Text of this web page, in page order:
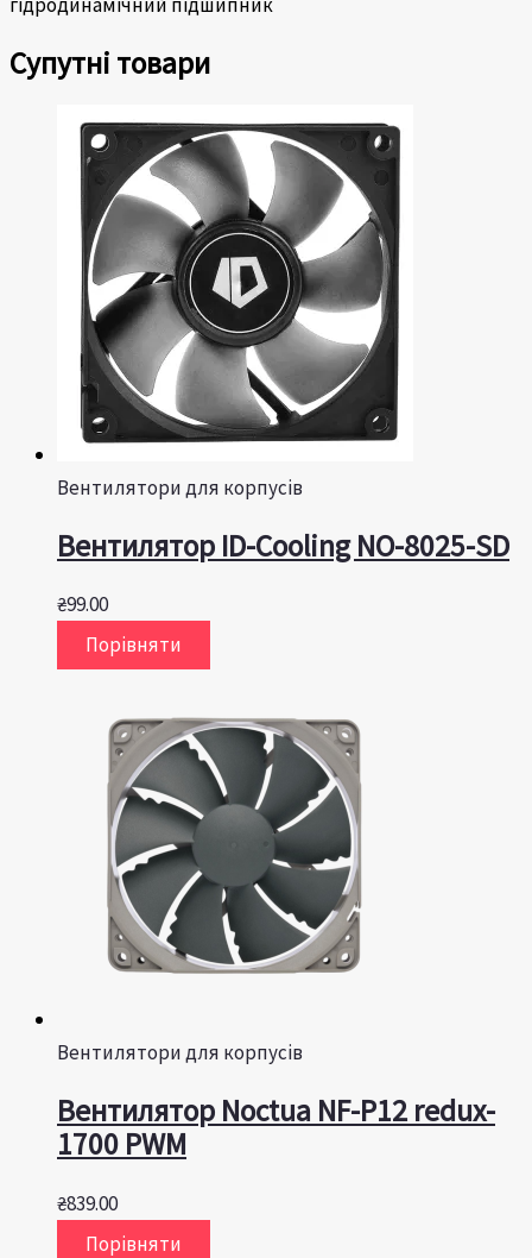
Супутні товари
Вентилятори для корпусів
Вентилятор ID-Cooling NO-8025-SD
₴99.00
Порівняти
Вентилятори для корпусів
Вентилятор Noctua NF-P12 redux-
1700 PWM
₴839.00
Порівняти